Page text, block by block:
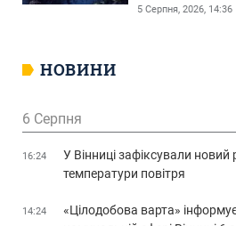
5 Серпня, 2026, 14:36
НОВИНИ
6 Серпня
16:24
У Вінниці зафіксували
температури повітря
14:24
«Цілодобова варта»